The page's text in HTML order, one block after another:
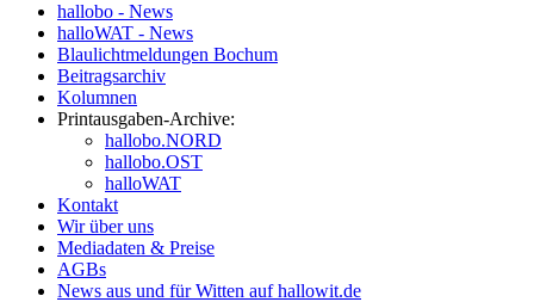
hallobo - News
halloWAT - News
Blaulichtmeldungen Bochum
Beitragsarchiv
Kolumnen
Printausgaben-Archive:
hallobo.NORD
hallobo.OST
halloWAT
Kontakt
Wir über uns
Mediadaten & Preise
AGBs
News aus und für Witten auf hallowit.de